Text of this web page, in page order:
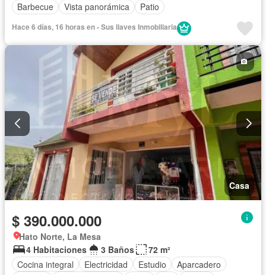
Barbecue
Vista panorámica Patio
Hace 6 días, 16 horas en - Sus llaves Inmobiliaria
Casa
$ 390.000.000
Hato Norte, La Mesa
4 Habitaciones
3 Baños
72 m²
Cocina integral
Electricidad Estudio
Aparcadero